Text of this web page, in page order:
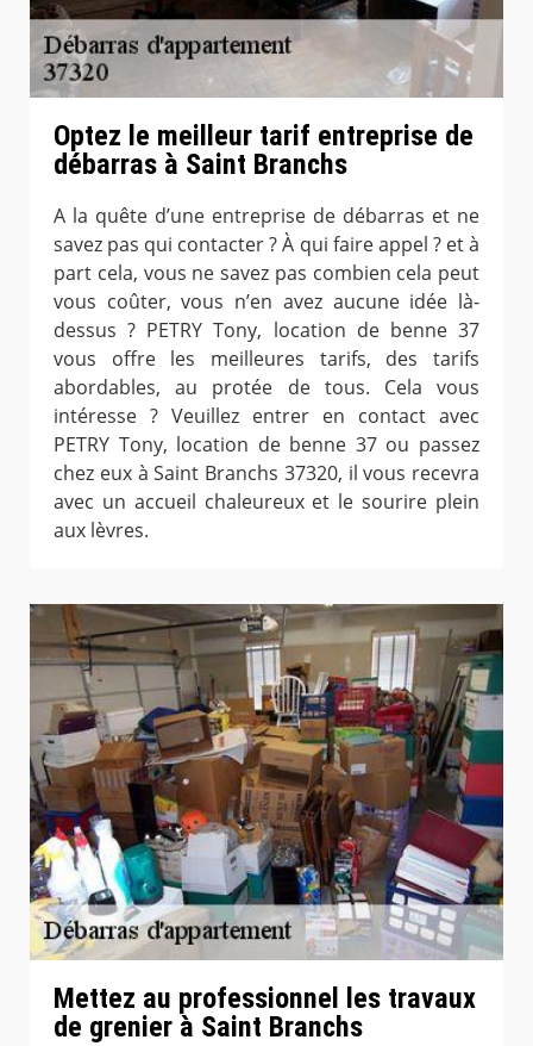
Optez le meilleur tarif entreprise de
débarras à Saint Branchs
A la quête d’une entreprise de débarras et ne
savez pas qui contacter ? À qui faire appel ? et à
part cela, vous ne savez pas combien cela peut
vous coûter, vous n’en avez aucune idée là-
dessus ? PETRY Tony, location de benne 37
vous offre les meilleures tarifs, des tarifs
abordables, au protée de tous. Cela vous
intéresse ? Veuillez entrer en contact avec
PETRY Tony, location de benne 37 ou passez
chez eux à Saint Branchs 37320, il vous recevra
avec un accueil chaleureux et le sourire plein
aux lèvres.
Mettez au professionnel les travaux
de grenier à Saint Branchs